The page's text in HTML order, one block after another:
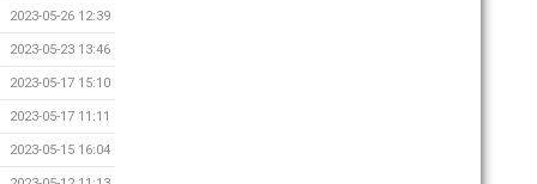
2023-05-26 12:39
2023-05-23 13:46
2023-05-17 15:10
2023-05-17 11:11
2023-05-15 16:04